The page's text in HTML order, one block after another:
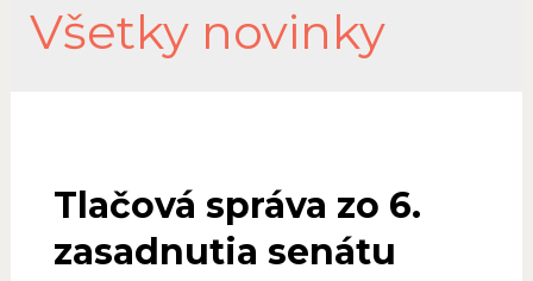
Všetky novinky
Tlačová správa zo 6.
zasadnutia senátu